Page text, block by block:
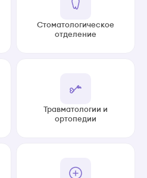
Стоматологическое
отделение
Травматологии и
ортопедии